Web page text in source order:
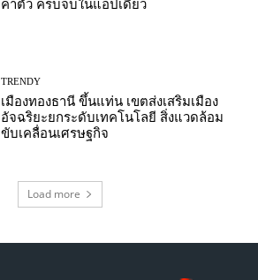
ค่าตั๋ว ครบจบในแอปเดียว
TRENDY
เมืองทองธานี ขึ้นแท่น เขตส่งเสริมเมือง
อัจฉริยะยกระดับเทคโนโลยี สิ่งแวดล้อม
ขับเคลื่อนเศรษฐกิจ
Load more